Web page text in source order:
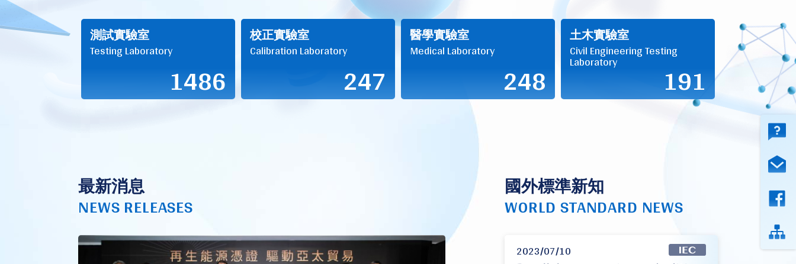
測試實驗室
Testing Laboratory
1486
校正實驗室
Calibration Laboratory
247
醫學實驗室
Medical Laboratory
248
土木實驗室
Civil Engineering Testing
Laboratory 191
最新消息
NEWS RELEASES
國外標準新知
WORLD STANDARD NEWS
2023/07/10